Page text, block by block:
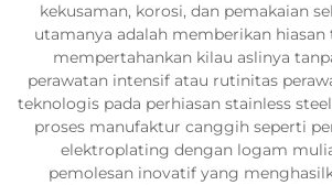
kekusaman, korosi, dan pemakaian
utamanya adalah memberikan hiasan
mempertahankan kilau aslinya
perawatan intensif atau rutinitas
teknologis pada perhiasan stainless
proses manufaktur canggih seperti
elektroplating dengan logam
pemolesan inovatif yang